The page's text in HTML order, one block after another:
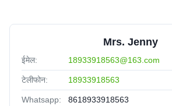
Mrs. Jenny
ईमेल: 18933918563@163.com
टेलीफोन: 18933918563
Whatsapp: 8618933918563